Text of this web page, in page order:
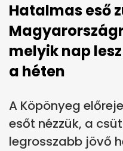
Hatalmas eső
melyik nap
a héten
A Köpönyeg
esőt nézzük, a
legrosszabb jövő